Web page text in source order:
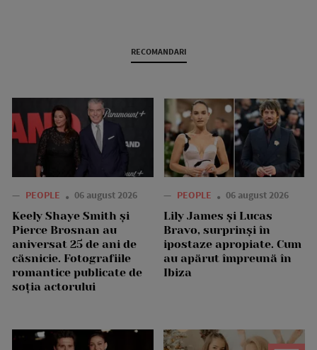
RECOMANDARI
— PEOPLE 06 august 2026
Keely Shaye Smith și
Pierce Brosnan au
aniversat 25 de ani de
căsnicie. Fotografiile
romantice publicate de
soția actorului
— PEOPLE 06 august 2026
Lily James și Lucas
Bravo, surprinși în
ipostaze apropiate. Cum
au apărut împreună în
Ibiza